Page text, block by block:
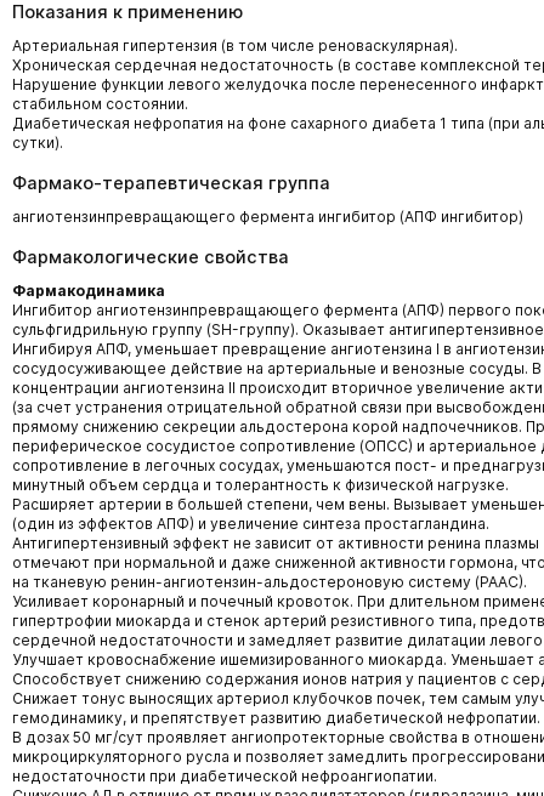
Показания к применению
Артериальная гипертензия (в том числе реноваскулярная).
Хроническая сердечная недостаточность (в составе комплексной
Нарушение функции левого желудочка после перенесенного
стабильном состоянии.
Диабетическая нефропатия на фоне сахарного диабета 1 типа (при
сутки).
Фармако-терапевтическая группа
ангиотензинпревращающего фермента ингибитор (АПФ ингибитор)
Фармакологические свойства
Фармакодинамика
Ингибитор ангиотензинпревращающего фермента (АПФ) первого
сульфгидрильную группу (SH-группу). Оказывает
Ингибируя АПФ, уменьшает превращение ангиотензина I в
сосудосуживающее действие на артериальные и венозные сосуды. В
концентрации ангиотензина II происходит вторичное увеличение
(за счет устранения отрицательной обратной связи при
прямому снижению секреции альдостерона корой надпочечников.
периферическое сосудистое сопротивление (ОПСС) и артериальное
сопротивление в легочных сосудах, уменьшаются пост- и
минутный объем сердца и толерантность к физической нагрузке.
Расширяет артерии в большей степени, чем вены. Вызывает
(один из эффектов АПФ) и увеличение синтеза простагландина.
Антигипертензивный эффект не зависит от активности ренина
отмечают при нормальной и даже сниженной активности гормона,
на тканевую ренин-ангиотензин-альдостероновую систему (РААС).
Усиливает коронарный и почечный кровоток. При длительном
гипертрофии миокарда и стенок артерий резистивного типа,
сердечной недостаточности и замедляет развитие дилатации
Улучшает кровоснабжение ишемизированного миокарда. Уменьшает
Способствует снижению содержания ионов натрия у пациентов с
Снижает тонус выносящих артериол клубочков почек, тем самым
гемодинамику, и препятствует развитию диабетической нефропатии.
В дозах 50 мг/сут проявляет ангиопротекторные свойства в
микроциркуляторного русла и позволяет замедлить
недостаточности при диабетической нефроангиопатии.